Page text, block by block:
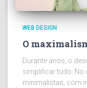
WEB DESIGN
O
Durante anos, o
simplificar tudo. No
minimalistas, com